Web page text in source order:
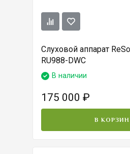
Слуховой аппарат
RU988-DWC
В наличии
175 000 ₽
В